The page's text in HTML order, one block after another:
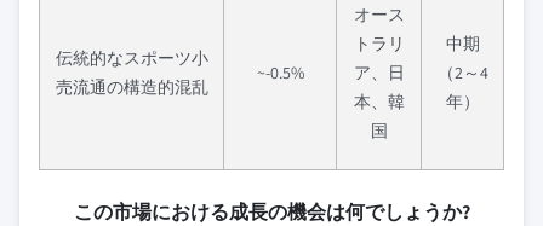
伝統的なスポーツ小
売流通の構造的混乱
~-0.5%
オース
トラリ
ア、日
本、韓
国
中期
（2～4
年）
この市場における成長の機会は何でしょうか?